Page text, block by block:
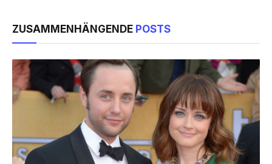
ZUSAMMENHÄNGENDE POSTS